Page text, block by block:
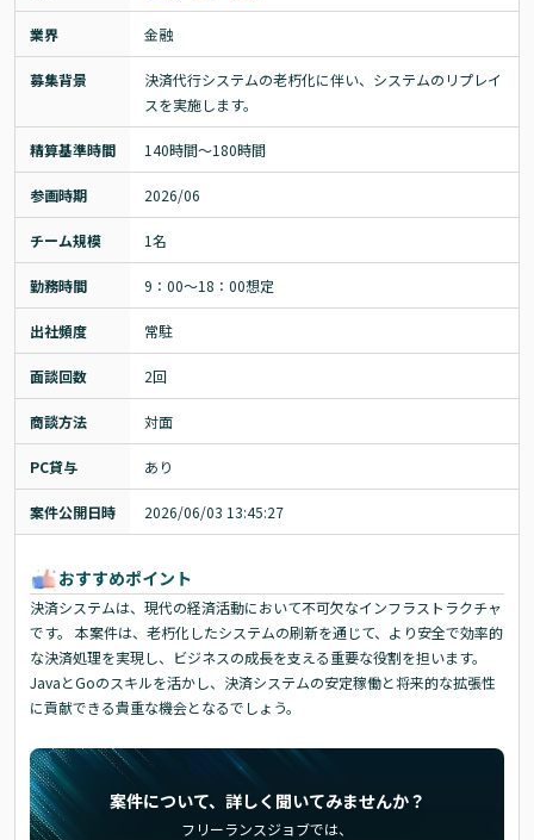
業界 金融
募集背景
決済代行システムの老朽化に伴い、システムのリプレイ
スを実施します。
精算基準時間 140時間〜180時間
参画時期 2026/06
チーム規模 1名
勤務時間 9：00～18：00想定
出社頻度 常駐
面談回数 2回
商談方法 対面
PC貸与 あり
案件公開日時 2026/06/03 13:45:27
おすすめポイント
決済システムは、現代の経済活動において不可欠なインフラストラクチャ
です。 本案件は、老朽化したシステムの刷新を通じて、より安全で効率的
な決済処理を実現し、ビジネスの成長を支える重要な役割を担います。
JavaとGoのスキルを活かし、決済システムの安定稼働と将来的な拡張性
に貢献できる貴重な機会となるでしょう。
案件について、詳しく聞いてみませんか？
フリーランスジョブでは、